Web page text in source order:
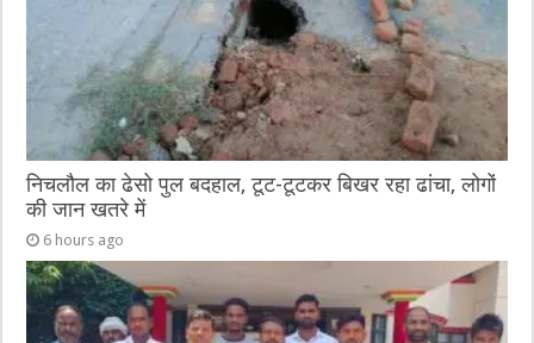
निचलौल का ढेसो पुल बदहाल, टूट-टूटकर बिखर रहा ढांचा, लोगों
की जान खतरे में
6 hours ago